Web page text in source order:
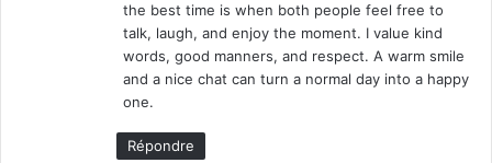
the best time is when both people feel free to
talk, laugh, and enjoy the moment. I value kind
words, good manners, and respect. A warm smile
and a nice chat can turn a normal day into a happy
one.
Répondre